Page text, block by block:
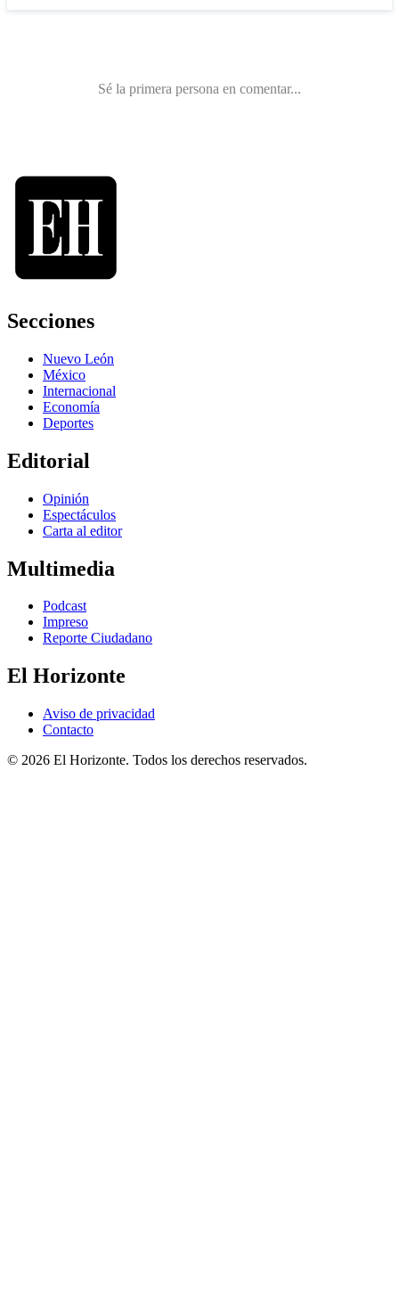
Secciones
Nuevo León
México
Internacional
Economía
Deportes
Editorial
Opinión
Espectáculos
Carta al editor
Multimedia
Podcast
Impreso
Reporte Ciudadano
El Horizonte
Aviso de privacidad
Contacto
© 2026 El Horizonte. Todos los derechos reservados.